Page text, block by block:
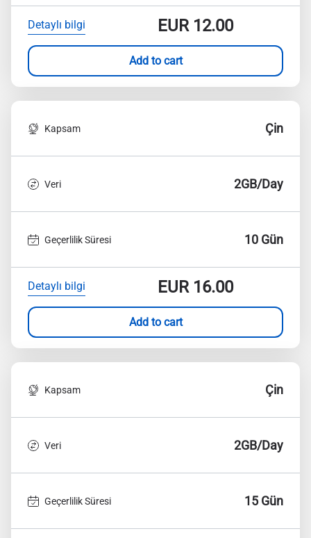
Detaylı bilgi EUR12.00
Add to cart
Kapsam Çin
Veri 2GB/Day
Geçerlilik Süresi 10 Gün
Detaylı bilgi EUR16.00
Add to cart
Kapsam Çin
Veri 2GB/Day
Geçerlilik Süresi 15 Gün